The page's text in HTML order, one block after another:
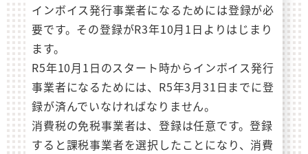
インボイス発行事業者になるためには登録が必
要です。その登録がR3年10月1日よりはじまり
ます。
R5年10月1日のスタート時からインボイス発行
事業者になるためには、R5年3月31日までに登
録が済んでいなければなりません。
消費税の免税事業者は、登録は任意です。登録
すると課税事業者を選択したことになり、消費